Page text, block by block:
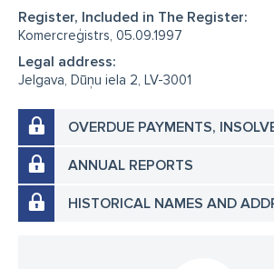
Register, Included in The Register:
Komercreģistrs, 05.09.1997
Legal address:
Jelgava, Dūņu iela 2, LV-3001
OVERDUE PAYMENTS,
ANNUAL REPORTS
HISTORICAL NAMES AND